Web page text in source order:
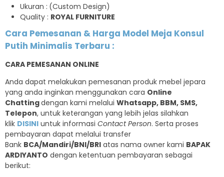
Ukuran : (Custom Design)
Quality : ROYAL FURNITURE
Cara Pemesanan & Harga Model Meja Konsul
Putih Minimalis Terbaru :
CARA PEMESANAN ONLINE
Anda dapat melakukan pemesanan produk mebel jepara
yang anda inginkan menggunakan cara Online
Chattingdengan kami melalui Whatsapp, BBM, SMS,
Telepon, untuk keterangan yang lebih jelas silahkan
klik DISINI untuk informasi Contact Person. Serta proses
pembayaran dapat melalui transfer
Bank BCA/Mandiri/BNI/BRI atas nama owner kami BAPAK
ARDIYANTO dengan ketentuan pembayaran sebagai
berikut: